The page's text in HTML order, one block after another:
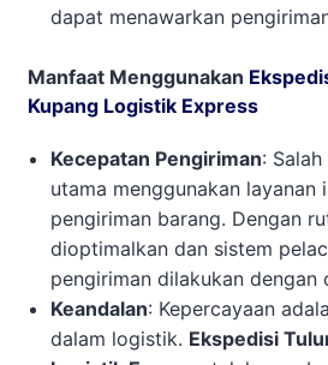
dapat menawarkan
Manfaat Menggunakan
Kupang Logistik Express
Kecepatan Pengiriman:
utama menggunakan layanan
pengiriman barang. Dengan
dioptimalkan dan sistem
pengiriman dilakukan dengan
Keandalan: Kepercayaan
dalam logistik. Ekspedisi